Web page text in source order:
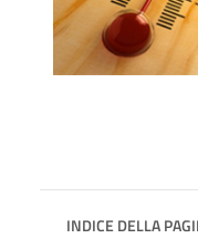
INDICE DELLA